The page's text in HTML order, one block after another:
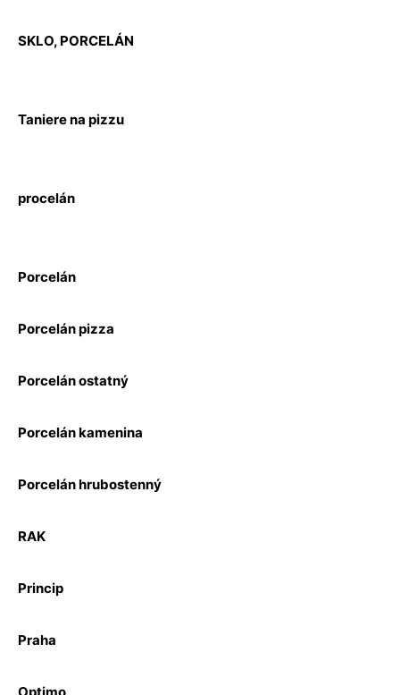
SKLO, PORCELÁN
Taniere na pizzu
procelán
Porcelán
Porcelán pizza
Porcelán ostatný
Porcelán kamenina
Porcelán hrubostenný
RAK
Princip
Praha